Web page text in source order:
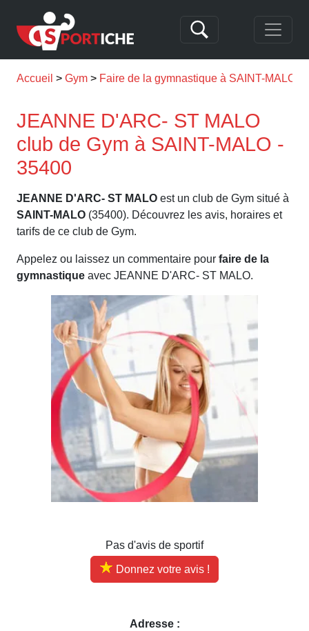
Accueil Gym Faire de la gymnastique à SAINT-MALO
JEANNE D'ARC- ST MALO
club de Gym à SAINT-MALO -
35400
JEANNE D'ARC- ST MALO est un club de Gym situé à
SAINT-MALO (35400). Découvrez les avis, horaires et
tarifs de ce club de Gym.
Appelez ou laissez un commentaire pour faire de la
gymnastique avec JEANNE D'ARC- ST MALO.
Pas d'avis de sportif
Donnez votre avis !
Adresse :